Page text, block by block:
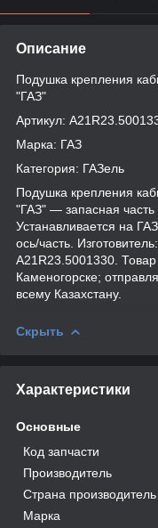
Описание
Подушка крепления
"ГАЗ"
Артикул:
Марка: ГАЗ
Категория: ГАЗель
Подушка крепления
"ГАЗ" — запасная
Устанавливается на
ось/часть.
А21R23.5001330. Товар
Каменогорске;
всему Казахстану.
Скрыть
Характеристики
Основные
Код запчасти
Производитель
Страна производитель
Марка